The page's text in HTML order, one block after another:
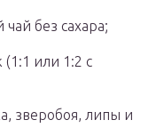
без сахара;
или 1:2 с
зверобоя, липы и